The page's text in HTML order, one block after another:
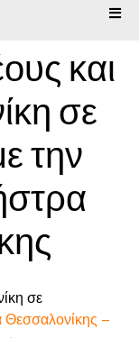
και
σε
την
σε
Θεσσαλονίκης –